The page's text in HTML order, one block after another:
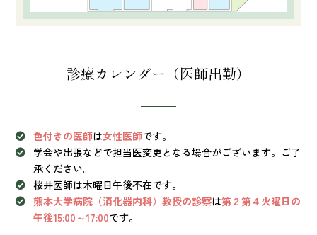
診療カレンダー（医師出勤）
色付きの医師は女性医師です。
学会や出張などで担当医変更となる場合がございます。ご了
承ください。
桜井医師は木曜日午後不在です。
熊本大学病院（消化器内科）教授の診察は第２第４火曜日の
午後15:00～17:00です。